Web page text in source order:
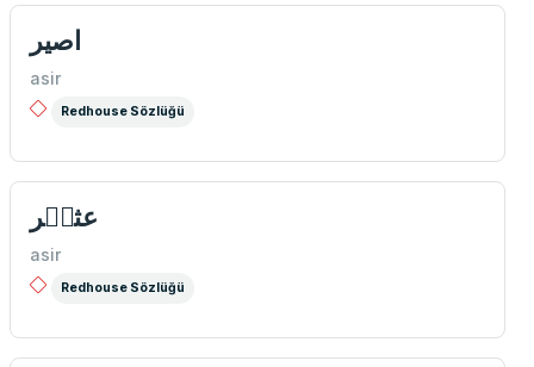
اصير
asir
Redhouse Sözlüğü
عثیٖر
asir
Redhouse Sözlüğü